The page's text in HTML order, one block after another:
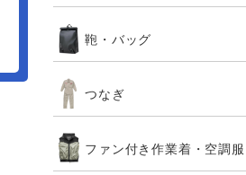
鞄・バッグ
つなぎ
ファン付き作業着・空調服